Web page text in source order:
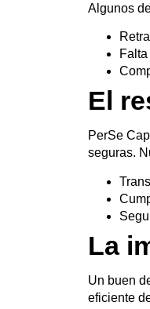
Algunos
El
PerSe
seguras.
La
Un buen
eficiente